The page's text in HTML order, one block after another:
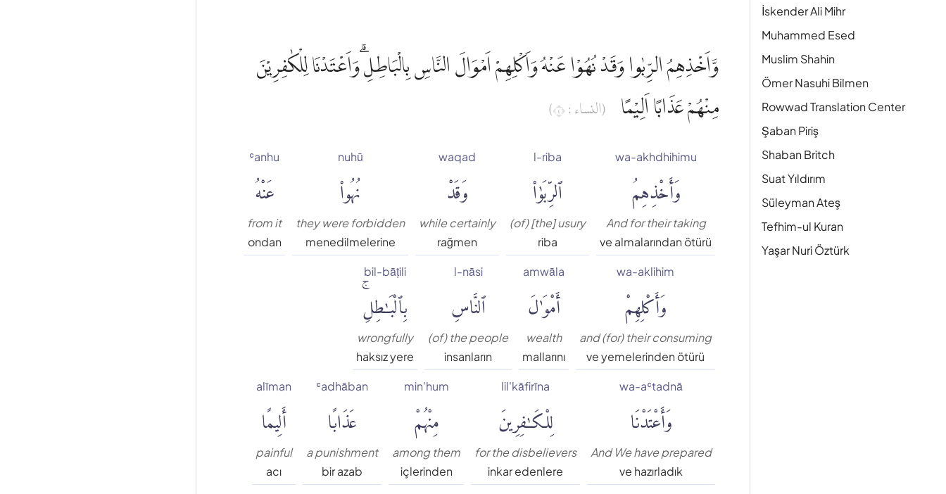
İskender Ali Mihr
Muhammed Esed
Muslim Shahin
Ömer Nasuhi Bilmen
Rowwad Translation Center
Şaban Piriş
Shaban Britch
Suat Yıldırım
Süleyman Ateş
Tefhim-ul Kuran
Yaşar Nuri Öztürk
وَّاَخْذِهِمُ الرِّبٰوا وَقَدْ نُهُوْا عَنْهُ وَاَكْلِهِمْ اَمْوَالَ النَّاسِ بِالْبَاطِلِ ۗوَاَعْتَدْنَا لِلْكٰفِرِيْنَ
مِنْهُمْ عَذَابًا اَلِيْمًا
(النساء : ٤)
wa-akhdhihimu
وَأَخْذِهِمُ
And for their taking
ve almalarından ötürü
l-riba
ٱلرِّبَوٰا۟
(of) [the] usury
riba
waqad
وَقَدْ
while certainly
rağmen
nuhū
نُهُوا۟
they were forbidden
menedilmelerine
ʿanhu
عَنْهُ
from it
ondan
wa-aklihim
وَأَكْلِهِمْ
and (for) their consuming
ve yemelerinden ötürü
amwāla
أَمْوَٰلَ
wealth
mallarını
l-nāsi
ٱلنَّاسِ
(of) the people
insanların
bil-bāṭili
بِٱلْبَٰطِلِۚ
wrongfully
haksız yere
wa-aʿtadnā
وَأَعْتَدْنَا
And We have prepared
ve hazırladık
lil'kāfirīna
لِلْكَٰفِرِينَ
for the disbelievers
inkar edenlere
min'hum
مِنْهُمْ
among them
içlerinden
ʿadhāban
عَذَابًا
a punishment
bir azab
alīman
أَلِيمًا
painful
acı